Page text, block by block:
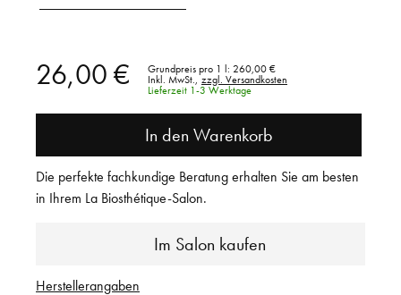
26,00 € Grundpreis pro 1 l: 260,00 €
Inkl. MwSt.,
zzgl. Versandkosten
Lieferzeit 1-3 Werktage
In den Warenkorb
Im Salon kaufen
Die perfekte fachkundige Beratung erhalten Sie am besten
in Ihrem La Biosthétique-Salon.
Herstellerangaben